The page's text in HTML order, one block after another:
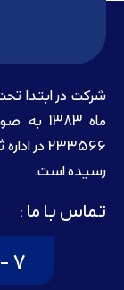
ماه
233566
رسيده است.
تماس با ما :
7